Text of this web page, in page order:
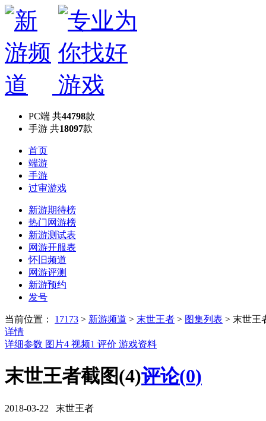
PC端 共44798款
手游 共18097款
首页
端游
手游
过审游戏
新游期待榜
热门网游榜
新游测试表
网游开服表
怀旧频道
网游评测
新游预约
发号
当前位置： 17173 > 新游频道 > 末世王者 > 图集列表 > 末世王
详情
详细参数 图片4 视频1 评价 游戏资料
末世王者截图(4)评论(0)
2018-03-22 末世王者